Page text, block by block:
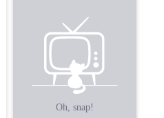
сподобалося. Гарно
упаковано. Бекончик
смачний 🥓 , вже
скоштував. Котлетки
піджарив теж — клас.
Дякую 🙏